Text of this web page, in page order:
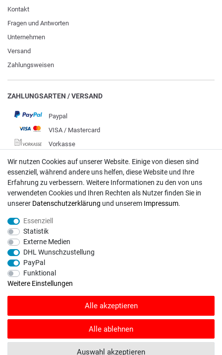
Kontakt
Fragen und Antworten
Unternehmen
Versand
Zahlungsweisen
ZAHLUNGSARTEN / VERSAND
Paypal
VISA / Mastercard
Vorkasse
DHL
Deutsche Post
Bei Fragen wenden Sie sich direkt an unser Service-Team.
info@rasentraktoren-motoren.de
MA-Versand GmbH, 53925 Kall, In der Laach 1-3
SHOPVOTE Bewertungen. SHOPVOTE setzt automatische und manuelle
© Copyright 2026 | Alle Rechte vorbehalten. - Rasentraktoren-Motoren | Realisation
Wir nutzen Cookies auf unserer Website. Einige von diesen sind
essenziell, während andere uns helfen, diese Website und Ihre
Erfahrung zu verbessern. Weitere Informationen zu den von uns
verwendeten Cookies und Ihren Rechten als Nutzer finden Sie in
unserer Daten­schutz­erklärung und unserem Impressum.
Essenziell
Statistik
Externe Medien
DHL Wunschzustellung
PayPal
Funktional
Weitere Einstellungen
Alle akzeptieren
Alle ablehnen
Auswahl akzeptieren